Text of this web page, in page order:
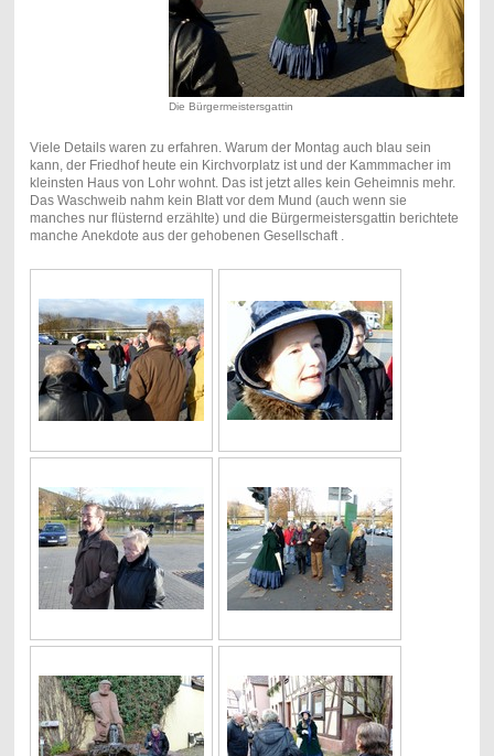
Die Bürgermeistersgattin
Viele Details waren zu erfahren. Warum der Montag auch blau sein
kann, der Friedhof heute ein Kirchvorplatz ist und der Kammmacher im
kleinsten Haus von Lohr wohnt. Das ist jetzt alles kein Geheimnis mehr.
Das Waschweib nahm kein Blatt vor dem Mund (auch wenn sie
manches nur flüsternd erzählte) und die Bürgermeistersgattin berichtete
manche Anekdote aus der gehobenen Gesellschaft .